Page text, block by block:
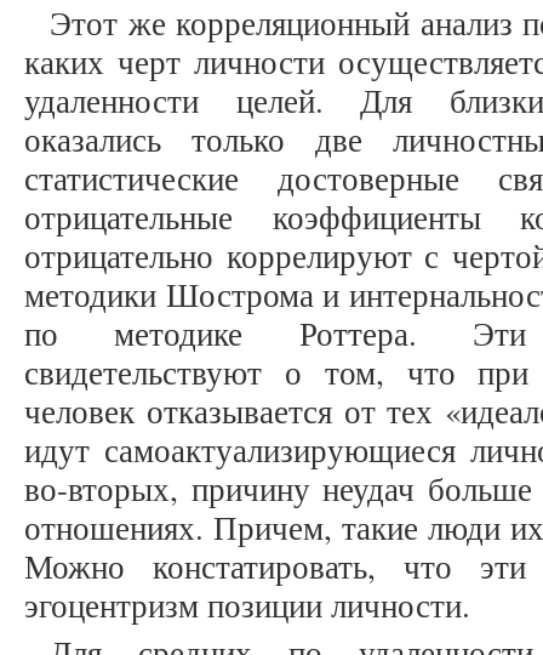
Этот же корреляционный анализ
каких черт личности
удаленности целей. Для
оказались только две
статистические
отрицательные коэффициенты
отрицательно коррелируют с
методики Шострома и
по методике Роттера. Эти
свидетельствуют о том, что при
человек отказывается от тех
идут самоактуализирующиеся
во-вторых, причину неудач
отношениях. Причем, такие люди
Можно констатировать, что
эгоцентризм позиции личности.